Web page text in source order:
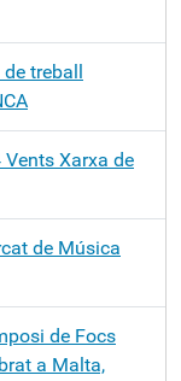
treball
Xarxa de
de Música
de Focs
a Malta,